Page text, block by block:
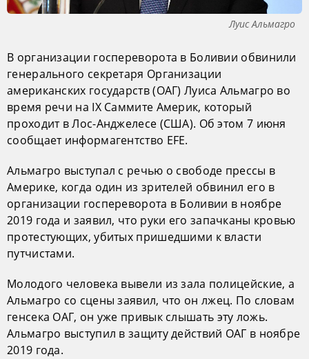
Луис Альмагро
В организации госпереворота в Боливии обвинили
генерального секретаря Организации
американских государств (ОАГ) Луиса Альмагро во
время речи на IX Саммите Америк, который
проходит в Лос-Анджелесе (США). Об этом 7 июня
сообщает информагентство EFE.
Альмагро выступал с речью о свободе прессы в
Америке, когда один из зрителей обвинил его в
организации госпереворота в Боливии в ноябре
2019 года и заявил, что руки его запачканы кровью
протестующих, убитых пришедшими к власти
путчистами.
Молодого человека вывели из зала полицейские, а
Альмагро со сцены заявил, что он лжец. По словам
генсека ОАГ, он уже привык слышать эту ложь.
Альмагро выступил в защиту действий ОАГ в ноябре
2019 года.